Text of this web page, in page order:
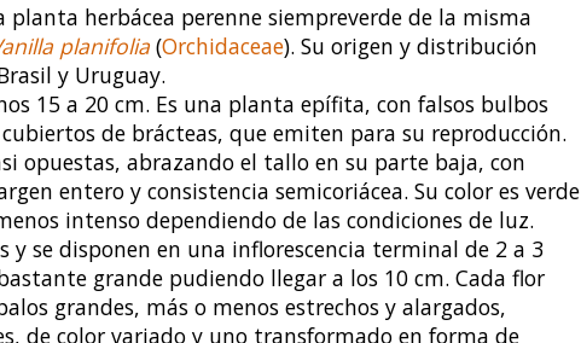
planta herbácea perenne siempreverde de la misma
planifolia (Orchidaceae). Su origen y distribución
y Uruguay.
15 a 20 cm. Es una planta epífita, con falsos bulbos
de brácteas, que emiten para su reproducción.
opuestas, abrazando el tallo en su parte baja, con
entero y consistencia semicoriácea. Su color es verde
intenso dependiendo de las condiciones de luz.
y se disponen en una inflorescencia terminal de 2 a 3
grande pudiendo llegar a los 10 cm. Cada flor
grandes, más o menos estrechos y alargados,
de color variado y uno transformado en forma de